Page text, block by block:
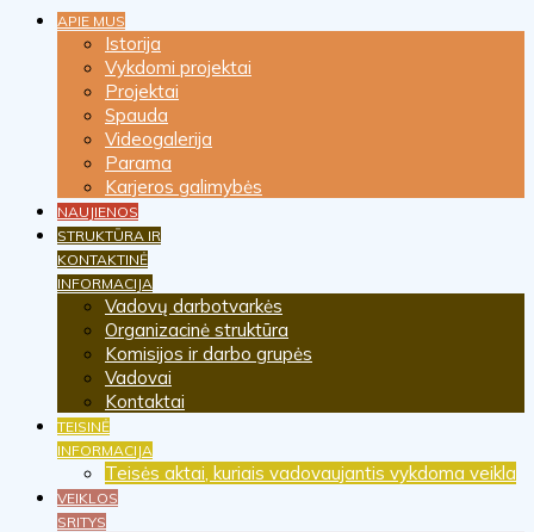
APIE MUS
Istorija
Vykdomi projektai
Projektai
Spauda
Videogalerija
Parama
Karjeros galimybės
NAUJIENOS
STRUKTŪRA IR
KONTAKTINĖ
INFORMACIJA
Vadovų darbotvarkės
Organizacinė struktūra
Komisijos ir darbo grupės
Vadovai
Kontaktai
TEISINĖ
INFORMACIJA
Teisės aktai, kuriais vadovaujantis vykdoma veikla
VEIKLOS
SRITYS